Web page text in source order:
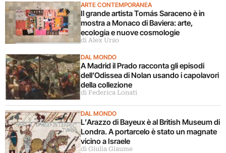
ARTE CONTEMPORANEA
Il grande artista Tomás Saraceno è in
mostra a Monaco di Baviera: arte,
ecologia e nuove cosmologie
di Alex Urso
DAL MONDO
A Madrid il Prado racconta gli episodi
dell’Odissea di Nolan usando i capolavori
della collezione
di Federica Lonati
DAL MONDO
L’Arazzo di Bayeux è al British Museum di
Londra. A portarcelo è stato un magnate
vicino a Israele
di Giulia Giaume